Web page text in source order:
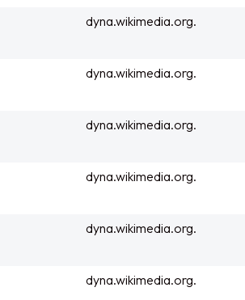
dyna.wikimedia.org.
dyna.wikimedia.org.
dyna.wikimedia.org.
dyna.wikimedia.org.
dyna.wikimedia.org.
dyna.wikimedia.org.